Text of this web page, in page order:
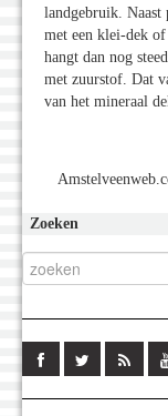
landgebruik. Naast
met een klei-dek
hangt dan nog
met zuurstof. Dat
van het mineraal
Zoeken